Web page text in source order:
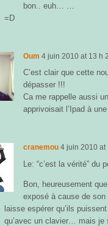
bon.. euh… …
=D
Oum 4 juin 2010 at 13 h
C’est clair que cette
dépasser !!!
Ca me rappelle aussi
apprivoisait l’Ipad à
cranemou 4 juin 2010 at
Le: “c’est la vérité” du
Bon, heureusement
exposé à cause de
laisse espérer qu’ils
qu’avec un clavier… mais je